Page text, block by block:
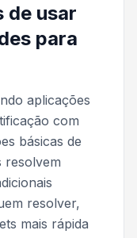
de usar
para
aplicações
com
básicas de
resolvem
resolver,
mais rápida